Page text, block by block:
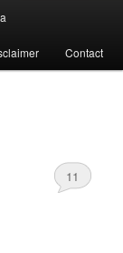
Contact
11